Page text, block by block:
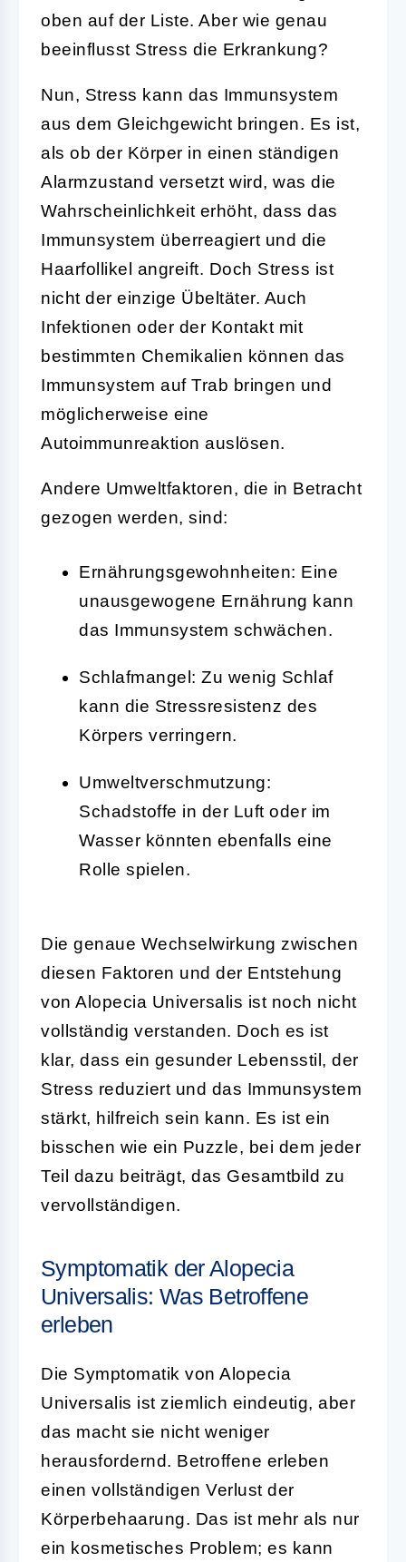
oben auf der Liste. Aber wie genau
beeinflusst Stress die Erkrankung?
Nun, Stress kann das Immunsystem
aus dem Gleichgewicht bringen. Es ist,
als ob der Körper in einen ständigen
Alarmzustand versetzt wird, was die
Wahrscheinlichkeit erhöht, dass das
Immunsystem überreagiert und die
Haarfollikel angreift. Doch Stress ist
nicht der einzige Übeltäter. Auch
Infektionen oder der Kontakt mit
bestimmten Chemikalien können das
Immunsystem auf Trab bringen und
möglicherweise eine
Autoimmunreaktion auslösen.
Andere Umweltfaktoren, die in Betracht
gezogen werden, sind:
Ernährungsgewohnheiten: Eine
unausgewogene Ernährung kann
das Immunsystem schwächen.
Schlafmangel: Zu wenig Schlaf
kann die Stressresistenz des
Körpers verringern.
Umweltverschmutzung:
Schadstoffe in der Luft oder im
Wasser könnten ebenfalls eine
Rolle spielen.
Die genaue Wechselwirkung zwischen
diesen Faktoren und der Entstehung
von Alopecia Universalis ist noch nicht
vollständig verstanden. Doch es ist
klar, dass ein gesunder Lebensstil, der
Stress reduziert und das Immunsystem
stärkt, hilfreich sein kann. Es ist ein
bisschen wie ein Puzzle, bei dem jeder
Teil dazu beiträgt, das Gesamtbild zu
vervollständigen.
Symptomatik der Alopecia
Universalis: Was Betroffene
erleben
Die Symptomatik von Alopecia
Universalis ist ziemlich eindeutig, aber
das macht sie nicht weniger
herausfordernd. Betroffene erleben
einen vollständigen Verlust der
Körperbehaarung. Das ist mehr als nur
ein kosmetisches Problem; es kann